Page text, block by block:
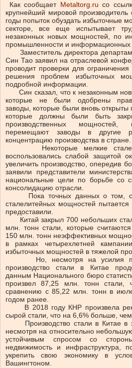
Как сообщает Metaltorg.ru со
крупнейший мировой производитель
годы попыток обуздать избыточные
секторе, все еще испытывает
незаконных новых мощностей, по
промышленности и информационных
Заместитель директора
Син Тао заявил на отраслевой
проводит проверки для
решения проблем избыточных
подробной информации.
Син сказал, что к незаконным
которые не были одобрены
заводы, которые были вновь открыты
которые должны были быть
производственных
перемещают заводы в другие
концентрацию производства в стране.
Некоторые мелкие
воспользовались слабой защитой
увеличить производство, опередив
заявили представители
национальные цели по борьбе со
консолидацию отрасли.
Пока точных данных о том,
сталелитейных мощностей пытается
предоставили.
Китай закрыл 700 небольших
млн. тонн стали, которые
150 млн. тонн неэффективных
в рамках четырехлетней
избыточных мощностей в тяжелой
Но, несмотря на усилия по
производство стали в Китае
данным Национального бюро
произвел 87,25 млн. тонн
сравнению с 85,22 млн. тонн в
годом ранее.
В 2018 году КНР произвела
сырой стали, что на 6,6% больше, чем
Производство стали в Китае в
несмотря на относительно
устойчивым спросом со
недвижимость и инфраструктура,
укрепить свою экономику в
Вашингтоном.